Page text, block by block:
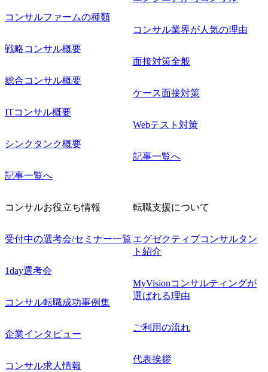
コンサルファームの種類
戦略コンサル概要
総合コンサル概要
ITコンサル概要
シンクタンク概要
記事一覧へ
コンサル業界が人気の理由
面接対策全般
ケース面接対策
Webテスト対策
記事一覧へ
コンサルお役立ち情報
受付中の選考会/セミナー一覧
1day選考会
コンサル転職成功事例集
企業インタビュー
コンサル求人情報
転職支援について
エグゼクティブコンサルタン
ト紹介
MyVisionコンサルティングが
選ばれる理由
ご利用の流れ
代表挨拶